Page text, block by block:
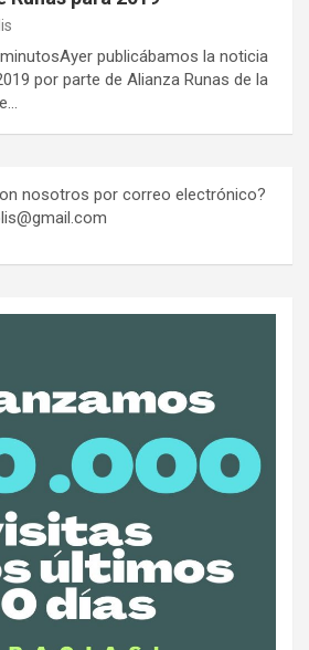
publicábamos la noticia
por parte de Alianza Runas de la
nosotros por correo electrónico?